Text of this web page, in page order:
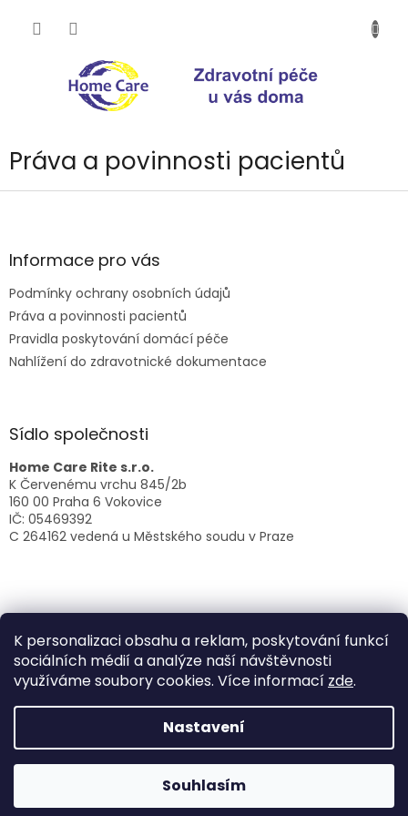
K personalizaci obsahu a reklam, poskytování funkcí
sociálních médií a analýze naší návštěvnosti
využíváme soubory cookies. Více informací zde.
Nastavení
Souhlasím
Práva a povinnosti pacientů
Z
aInformace pro vás
Podmínky ochrany osobních údajů
Práva a povinnosti pacientů
Pravidla poskytování domácí péče
Nahlížení do zdravotnické dokumentace
Sídlo společnosti
Home Care Rite s.r.o.
K Červenému vrchu 845/2b
160 00 Praha 6 Vokovice
IČ: 05469392
C 264162 vedená u Městského soudu v Praze
Copyright 2026Home Care Rite | Domácí zdravotní
péče. Všechna práva vyhrazena.Upravit nastavení
cookies